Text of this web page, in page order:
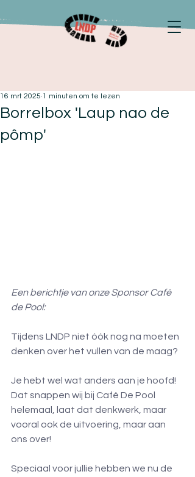
Borrelbox 'Laup nao de
pômp'
16 mrt 2025 1 minuten om te lezen
Een berichtje van onze Sponsor Café
de Pool:​
Tijdens LNDP niet óók nog na moeten
denken over het vullen van de maag?
Je hebt wel wat anders aan je hoofd!
Dat snappen wij bij Café De Pool
helemaal, laat dat denkwerk, maar
vooral ook de uitvoering, maar aan
ons over!
Speciaal voor jullie hebben we nu de